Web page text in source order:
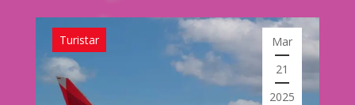
Turistar
Mar
21
2025